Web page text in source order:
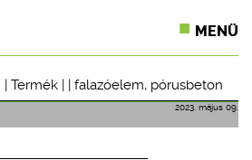
MENÜ
| Termék | | falazóelem, pórusbeton
2023. május 09.